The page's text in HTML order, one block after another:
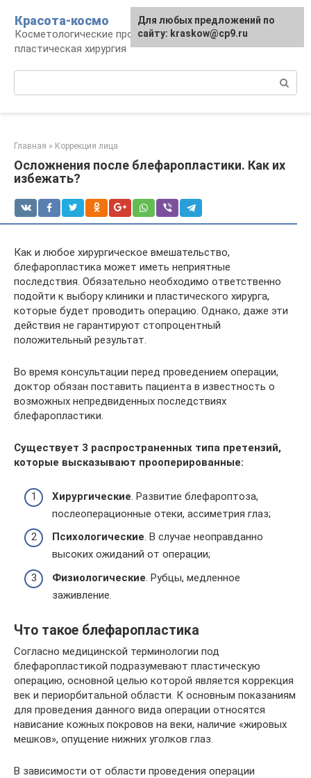
контенту
Красота-космо
Косметологические процедуры,
пластическая хирургия
Главная » Коррекция лица
Осложнения после блефаропластики. Как их
избежать?
Как и любое хирургическое вмешательство,
блефаропластика может иметь неприятные
последствия. Обязательно необходимо ответственно
подойти к выбору клиники и пластического хирурга,
которые будет проводить операцию. Однако, даже эти
действия не гарантируют стопроцентный
положительный результат.
Во время консультации перед проведением операции,
доктор обязан поставить пациента в известность о
возможных непредвиденных последствиях
блефаропластики.
Существует 3 распространенных типа претензий,
которые высказывают прооперированные:
Хирургические . Развитие блефароптоза,
послеоперационные отеки, ассиметрия глаз;
Психологические. В случае неоправданно
высоких ожиданий от операции;
Физиологические . Рубцы, медленное
заживление.
Что такое блефаропластика
Согласно медицинской терминологии под
блефаропластикой подразумевают пластическую
операцию, основной целью которой является коррекция
век и периорбитальной области. К основным показаниям
для проведения данного вида операции относятся
нависание кожных покровов на веки, наличие «жировых
мешков», опущение нижних уголков глаз.
В зависимости от области проведения операции
Для любых предложений по
сайту: kraskow@cp9.ru